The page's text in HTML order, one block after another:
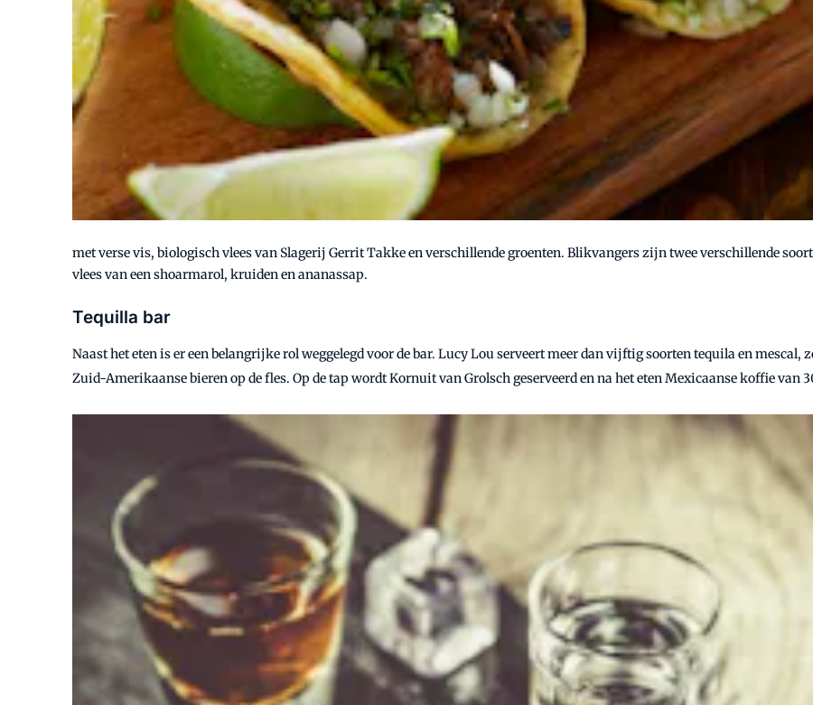
met verse vis, biologisch vlees van Slagerij Gerrit Takke en verschillende groenten. Blikvangers zijn twee verschillende
vlees van een shoarmarol, kruiden en ananassap.
Tequilla bar
Naast het eten is er een belangrijke rol weggelegd voor de bar. Lucy Lou serveert meer dan vijftig soorten tequila en
Zuid-Amerikaanse bieren op de fles. Op de tap wordt Kornuit van Grolsch geserveerd en na het eten Mexicaanse koffie van